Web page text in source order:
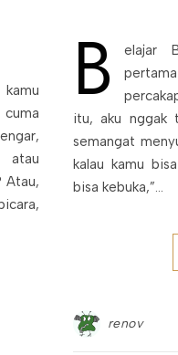
atau
Atau,
B
elajar
itu, aku nggak
semangat
kalau kamu
bisa kebuka,”…
renov